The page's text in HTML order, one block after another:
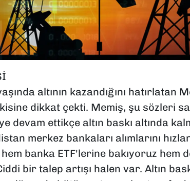
altının kazandığını hatırlatan
dikkat çekti. Memiş, şu sözleri
devam ettikçe altın baskı altında
merkez bankaları alımlarını
banka ETF'lerine bakıyoruz hem
bir talep artışı halen var. Altın